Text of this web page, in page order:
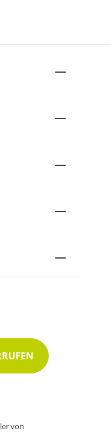
von